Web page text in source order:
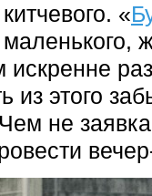
«
искренне
из этого
не